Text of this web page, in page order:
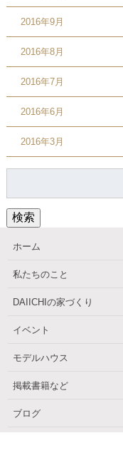
2016年9月
2016年8月
2016年7月
2016年6月
2016年3月
検索
ホーム
私たちのこと
DAIICHIの家づくり
イベント
モデルハウス
掲載書籍など
ブログ